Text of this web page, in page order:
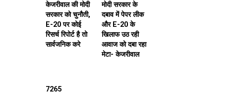
केजरीवाल की मोदी
सरकार को चुनौती,
E-20 पर कोई
रिसर्च रिपोर्ट है तो
सार्वजनिक करे
मोदी सरकार के
दबाव में पेपर लीक
और E-20 के
खिलाफ उठ रही
आवाज को दबा रहा
मेटा- केजरीवाल
7265